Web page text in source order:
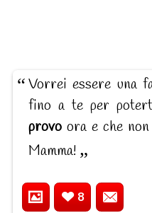
Vorrei essere una
fino a te per
provo ora e che
Mamma!
8